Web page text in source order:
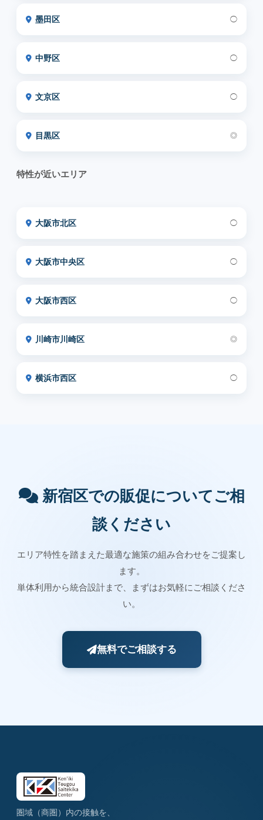
墨田区 ◯
中野区 ◯
文京区 ◯
目黒区 ◎
特性が近いエリア
大阪市北区 ◯
大阪市中央区 ◯
大阪市西区 ◯
川崎市川崎区 ◎
横浜市西区 ◯
新宿区での販促についてご相
談ください
エリア特性を踏まえた最適な施策の組み合わせをご提案し
ます。
単体利用から統合設計まで、まずはお気軽にご相談くださ
い。
無料でご相談する
圏域（商圏）内の接触を、